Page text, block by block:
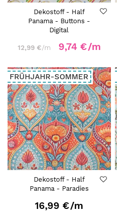
Dekostoff - Half
Panama - Buttons -
Digital
12,99 €/m 9,74 €/m
FRÜHJAHR-SOMMER
Dekostoff - Half
Panama - Paradies
16,99 €/m